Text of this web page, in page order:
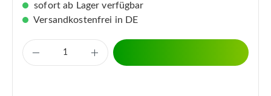
sofort ab Lager verfügbar
Versandkostenfrei in DE